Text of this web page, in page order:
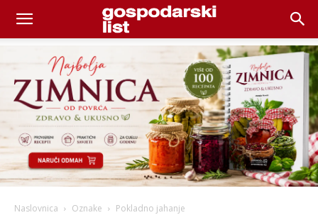
Naslovnica Oznake Pokladno jahanje